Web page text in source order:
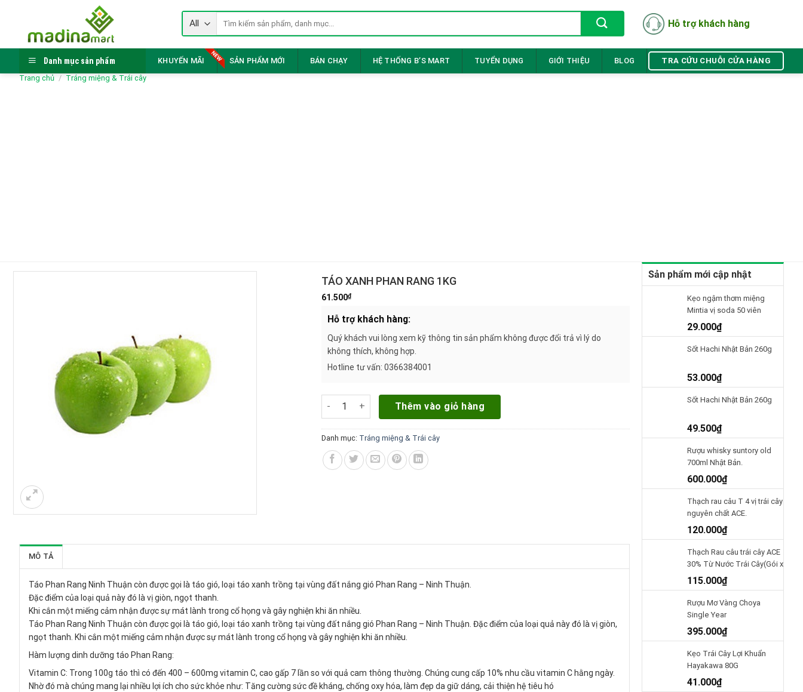
content
Tìm
Hỗ trợ khách hàng
Danh mục sản phẩm KHUYẾN MÃI SẢN PHẨM MỚI BÁN CHẠY HỆ THỐNG B’S MART TUYỂN DỤNG GIỚI THIỆU BLOG
TRA CỨU CHUỖI CỬA HÀNG
Trang chủ / Tráng miệng & Trái cây
Sản phẩm mới cập nhật
Kẹo ngậm thơm miệng
Mintia vị soda 50 viên
29.000₫
Sốt Hachi Nhật Bản 260g
53.000₫
Sốt Hachi Nhật Bản 260g
49.500₫
Rượu whisky suntory old
700ml Nhật Bản.
600.000₫
Thạch rau câu T 4 vị trái cây
nguyên chất ACE.
120.000₫
Thạch Rau câu trái cây ACE
30% Từ Nước Trái Cây(Gói x
480 gr) Nhật Bản.
115.000₫
Rượu Mơ Vàng Choya
Single Year
650Ml(4905846117966).
395.000₫
Kẹo Trái Cây Lợi Khuẩn
Hayakawa 80G
41.000₫
TÁO XANH PHAN RANG 1KG
61.500₫
Hỗ trợ khách hàng:
Quý khách vui lòng xem kỹ thông tin sản phẩm không được đổi trả vì lý do
không thích, không hợp.
Hotline tư vấn: 0366384001
TÁO XANH PHAN RANG 1KG số lượng
Thêm vào giỏ hàng
Danh mục: Tráng miệng & Trái cây
MÔ TẢ
Táo Phan Rang Ninh Thuận còn được gọi là táo gió, loại táo xanh trồng tại vùng đất nắng gió Phan Rang – Ninh Thuận.
Đặc điểm của loại quả này đó là vị giòn, ngọt thanh.
Khi cắn một miếng cảm nhận được sự mát lành trong cổ họng và gây nghiện khi ăn nhiều.
Táo Phan Rang Ninh Thuận còn được gọi là táo gió, loại táo xanh trồng tại vùng đất nắng gió Phan Rang – Ninh Thuận. Đặc điểm của loại quả này đó là vị giòn,
ngọt thanh. Khi cắn một miếng cảm nhận được sự mát lành trong cổ họng và gây nghiện khi ăn nhiều.
Hàm lượng dinh dưỡng táo Phan Rang:
Vitamin C: Trong 100g táo thì có đến 400 – 600mg vitamin C, cao gấp 7 lần so với quả cam thông thường. Chúng cung cấp 10% nhu cầu vitamin C hằng ngày.
Nhờ đó mà chúng mang lại nhiều lợi ích cho sức khỏe như: Tăng cường sức đề kháng, chống oxy hóa, làm đẹp da giữ dáng, cải thiện hệ tiêu hó